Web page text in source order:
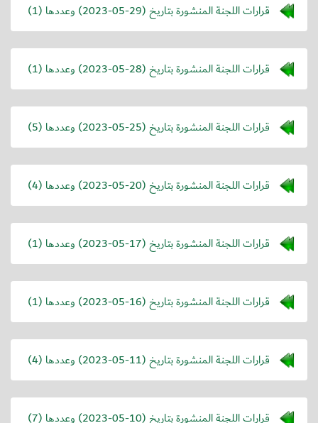
قرارات اللجنة المنشورة بتاريخ (2023-05-29) وعددها (1)
قرارات اللجنة المنشورة بتاريخ (2023-05-28) وعددها (1)
قرارات اللجنة المنشورة بتاريخ (2023-05-25) وعددها (5)
قرارات اللجنة المنشورة بتاريخ (2023-05-20) وعددها (4)
قرارات اللجنة المنشورة بتاريخ (2023-05-17) وعددها (1)
قرارات اللجنة المنشورة بتاريخ (2023-05-16) وعددها (1)
قرارات اللجنة المنشورة بتاريخ (2023-05-11) وعددها (4)
قرارات اللجنة المنشورة بتاريخ (2023-05-10) وعددها (7)